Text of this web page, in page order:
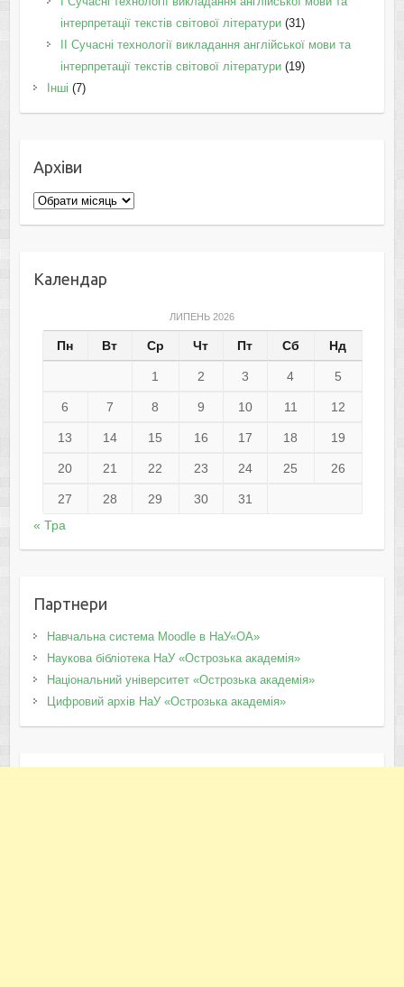
інтерпретації текстів світової літератури(31)
II Cучасні технології викладання англійської мови та
інтерпретації текстів світової літератури(19)
Інші (7)
Архіви
Архіви
Календар
ЛИПЕНЬ 2026
Пн Вт Ср Чт Пт Сб Нд
1 2 3 4 5
6 7 8 9 10 11 12
13 14 15 16 17 18 19
20 21 22 23 24 25 26
27 28 29 30
31
« Тра
Партнери
Навчальна система Moodle в НаУ«ОА»
Наукова бібліотека НаУ «Острозька академія»
Національний університет «Острозька академія»
Цифровий архів НаУ «Острозька академія»